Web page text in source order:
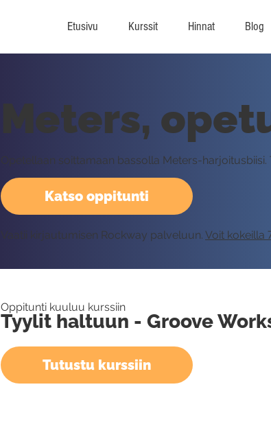
Etusivu Kurssit Hinnat Blog
Katso oppitunti
Meters,
Opetellaan soittamaan bassolla Meters-harjoitusbiisi.
Vaatii kirjautumisen Rockway palveluun. Voit kokeilla
Oppitunti kuuluu kurssiin
Tyylit haltuun - Groove
Tutustu kurssiin